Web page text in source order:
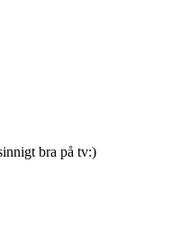
bra på tv:)